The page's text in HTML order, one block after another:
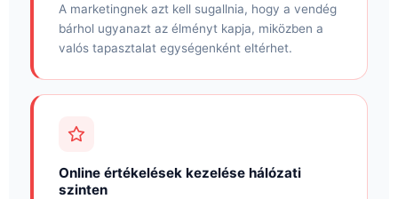
A marketingnek azt kell sugallnia, hogy a vendég
bárhol ugyanazt az élményt kapja, miközben a
valós tapasztalat egységenként eltérhet.
Online értékelések kezelése hálózati
szinten